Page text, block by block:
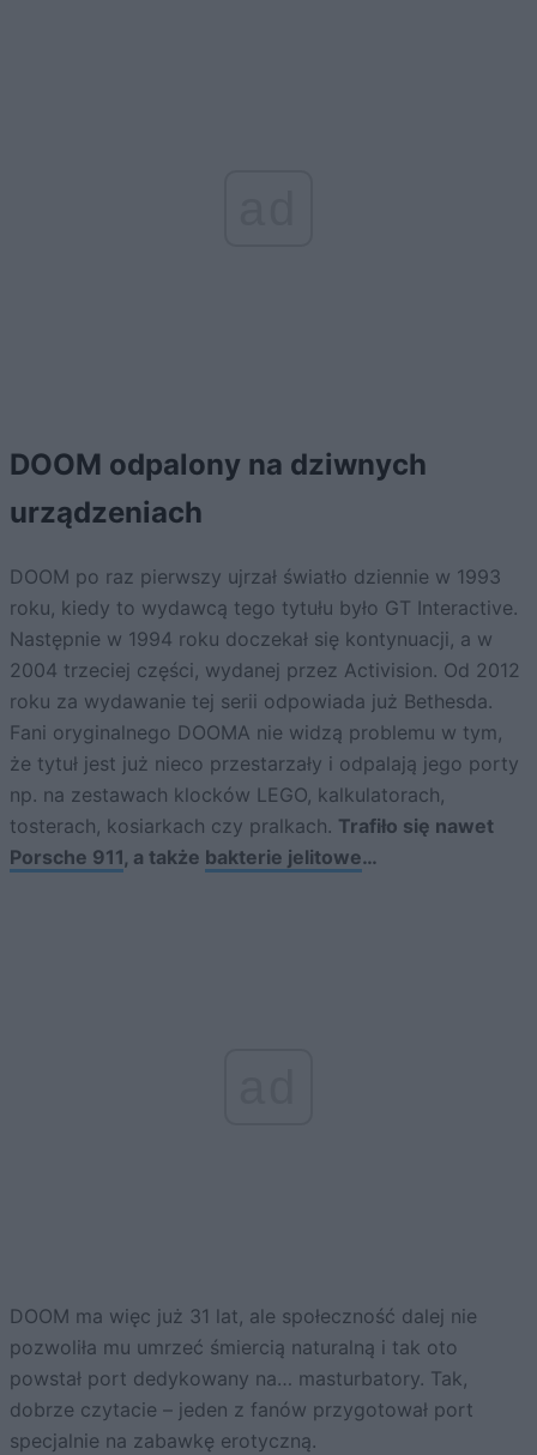
DOOM odpalony na dziwnych
urządzeniach
DOOM po raz pierwszy ujrzał światło dziennie w 1993
roku, kiedy to wydawcą tego tytułu było GT Interactive.
Następnie w 1994 roku doczekał się kontynuacji, a w
2004 trzeciej części, wydanej przez Activision. Od 2012
roku za wydawanie tej serii odpowiada już Bethesda.
Fani oryginalnego DOOMA nie widzą problemu w tym,
że tytuł jest już nieco przestarzały i odpalają jego porty
np. na zestawach klocków LEGO, kalkulatorach,
tosterach, kosiarkach czy pralkach. Trafiło się nawet
Porsche 911, a także bakterie jelitowe…
DOOM ma więc już 31 lat, ale społeczność dalej nie
pozwoliła mu umrzeć śmiercią naturalną i tak oto
powstał port dedykowany na… masturbatory. Tak,
dobrze czytacie – jeden z fanów przygotował port
specjalnie na zabawkę erotyczną.